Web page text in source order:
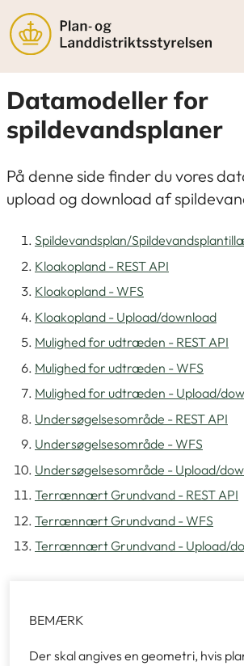
Datamodeller for
spildevandsplaner
På denne side finder du vores
upload og download af
Spildevandsplan/
Kloakopland - REST API
Kloakopland - WFS
Kloakopland - Upload/download
Mulighed for udtræden - REST API
Mulighed for udtræden - WFS
Mulighed for udtræden - Upload/
Undersøgelsesområde - REST API
Undersøgelsesområde - WFS
Undersøgelsesområde - Upload/
Terrænnært Grundvand - REST API
Terrænnært Grundvand - WFS
Terrænnært Grundvand - Upload/
BEMÆRK
Der skal angives en geometri, hvis